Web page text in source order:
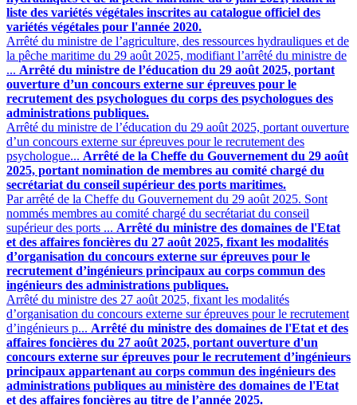
liste des variétés végétales inscrites au catalogue officiel des
variétés végétales pour l'année 2020.
Arrêté du ministre de l’agriculture, des ressources hydrauliques et de
la pêche maritime du 29 août 2025, modifiant l’arrêté du ministre de
... Arrêté du ministre de l’éducation du 29 août 2025, portant
ouverture d’un concours externe sur épreuves pour le
recrutement des psychologues du corps des psychologues des
administrations publiques.
Arrêté du ministre de l’éducation du 29 août 2025, portant ouverture
d’un concours externe sur épreuves pour le recrutement des
psychologue... Arrêté de la Cheffe du Gouvernement du 29 août
2025, portant nomination de membres au comité chargé du
secrétariat du conseil supérieur des ports maritimes.
Par arrêté de la Cheffe du Gouvernement du 29 août 2025. Sont
nommés membres au comité chargé du secrétariat du conseil
supérieur des ports ... Arrêté du ministre des domaines de l'Etat
et des affaires foncières du 27 août 2025, fixant les modalités
d’organisation du concours externe sur épreuves pour le
recrutement d’ingénieurs principaux au corps commun des
ingénieurs des administrations publiques.
Arrêté du ministre des 27 août 2025, fixant les modalités
d’organisation du concours externe sur épreuves pour le recrutement
d’ingénieurs p... Arrêté du ministre des domaines de l'Etat et des
affaires foncières du 27 août 2025, portant ouverture d'un
concours externe sur épreuves pour le recrutement d’ingénieurs
principaux appartenant au corps commun des ingénieurs des
administrations publiques au ministère des domaines de l'Etat
et des affaires foncières au titre de l’année 2025.